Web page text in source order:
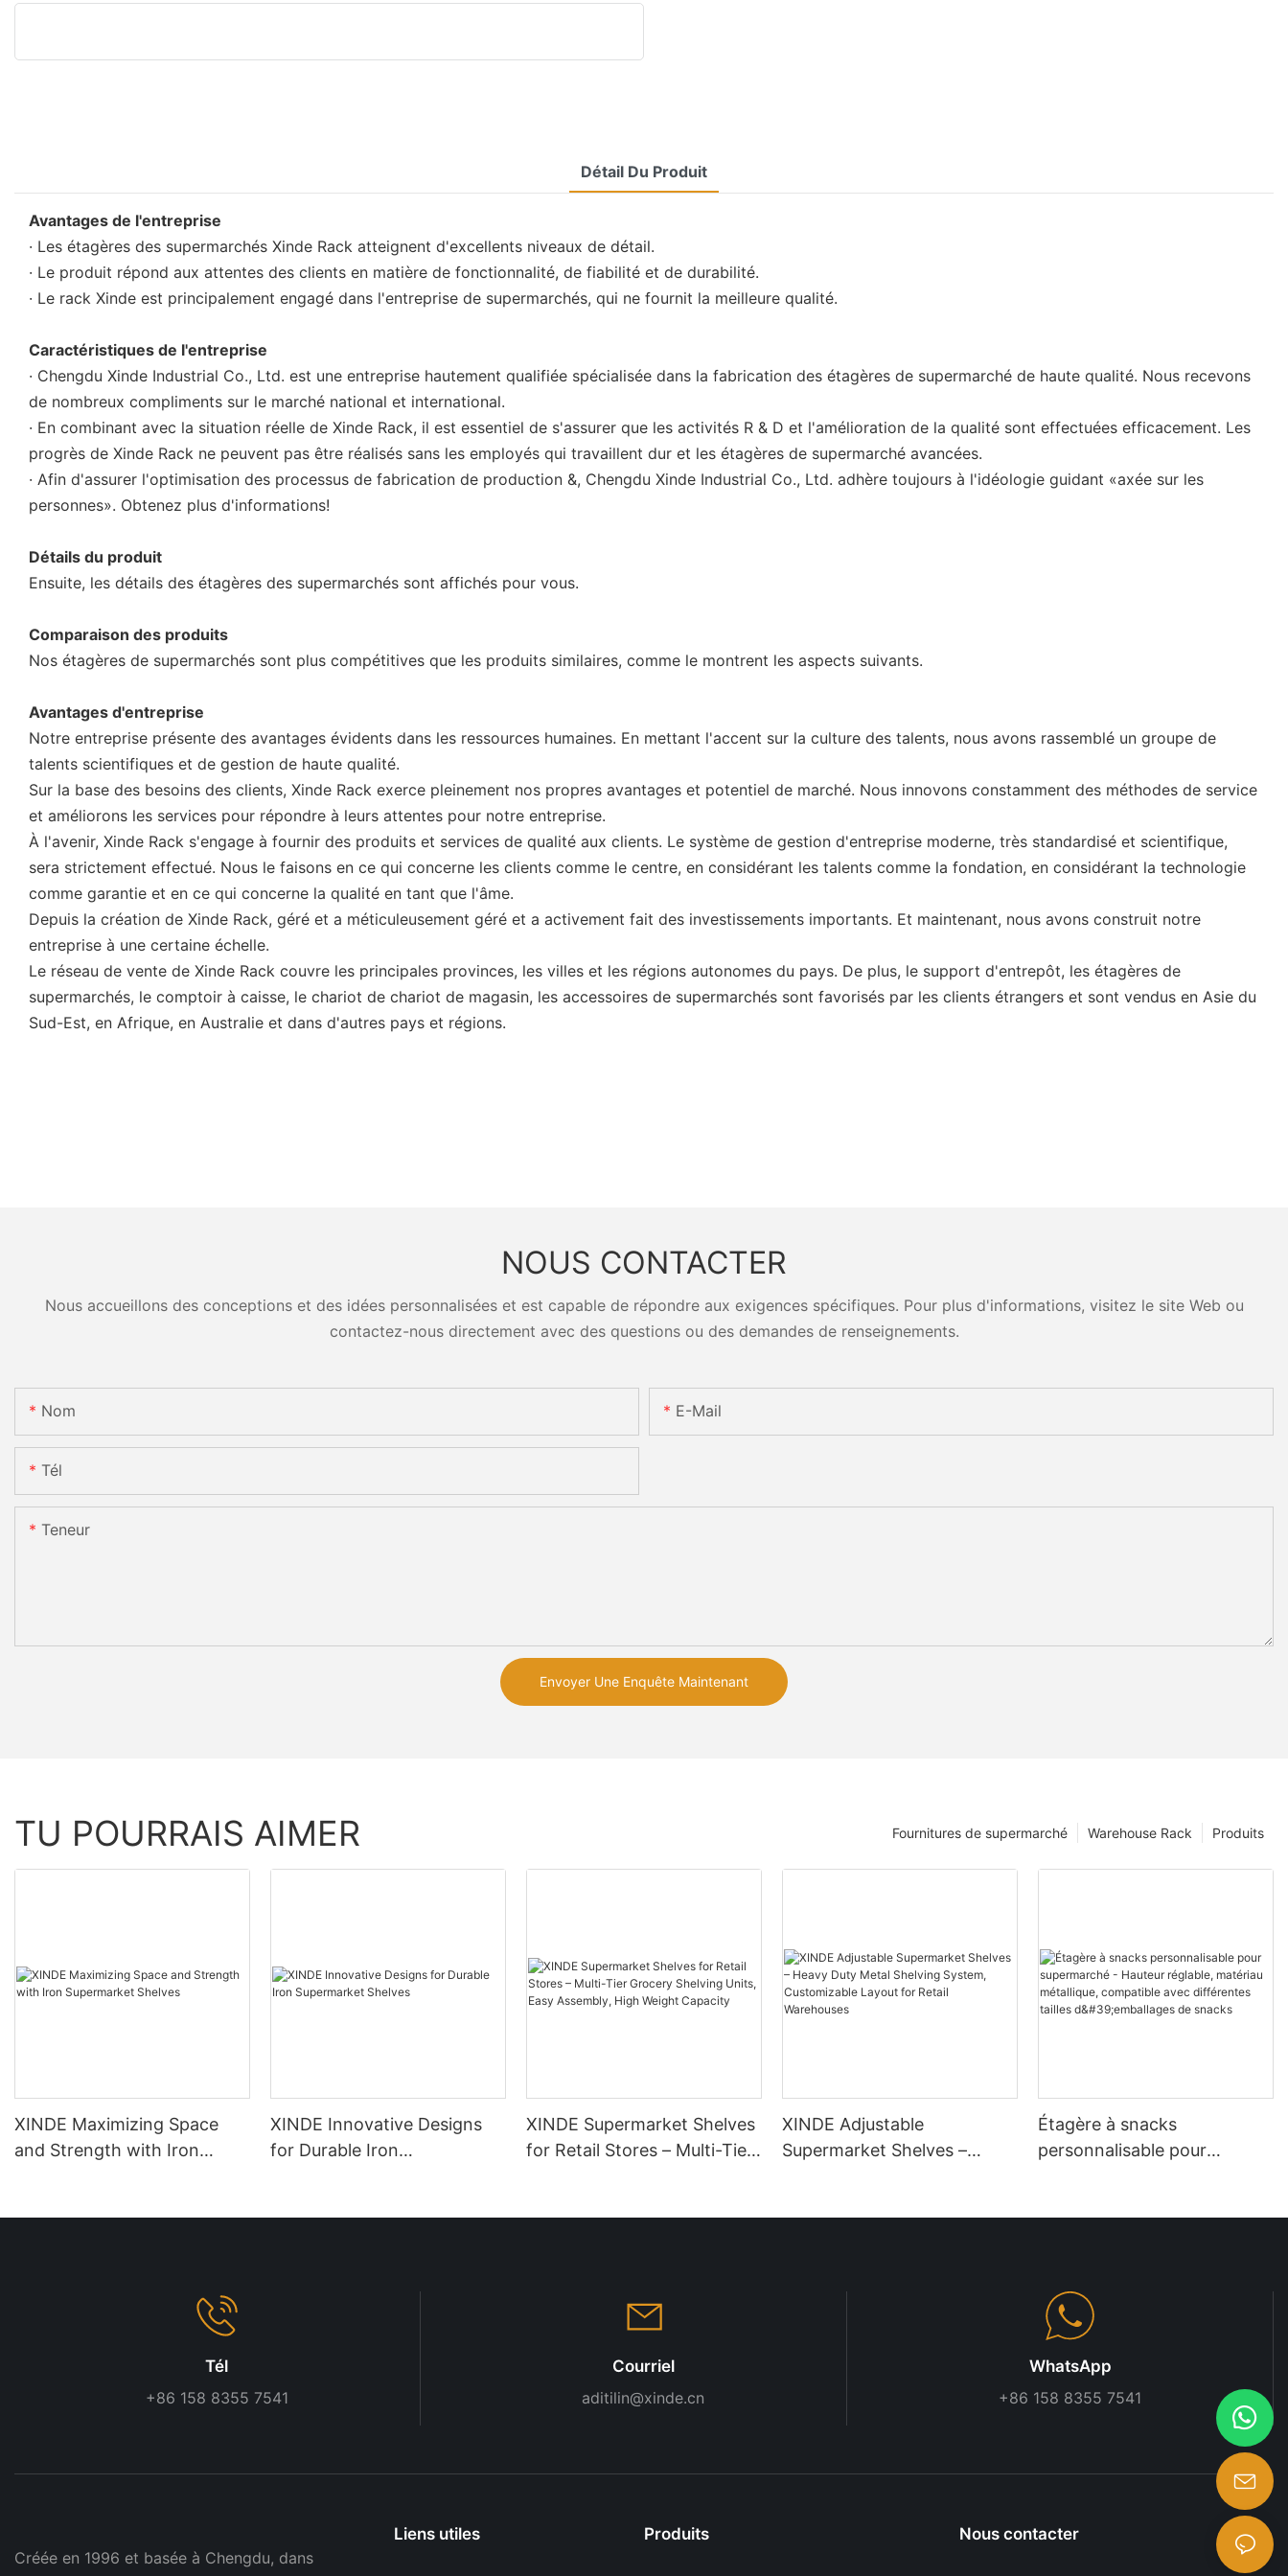
Détail Du Produit
Avantages de l'entreprise
· Les étagères des supermarchés Xinde Rack atteignent d'excellents niveaux de détail.
· Le produit répond aux attentes des clients en matière de fonctionnalité, de fiabilité et de durabilité.
· Le rack Xinde est principalement engagé dans l'entreprise de supermarchés, qui ne fournit la meilleure qualité.
Caractéristiques de l'entreprise
· Chengdu Xinde Industrial Co., Ltd. est une entreprise hautement qualifiée spécialisée dans la fabrication des étagères de supermarché de haute qualité. Nous recevons
de nombreux compliments sur le marché national et international.
· En combinant avec la situation réelle de Xinde Rack, il est essentiel de s'assurer que les activités R & D et l'amélioration de la qualité sont effectuées efficacement. Les
progrès de Xinde Rack ne peuvent pas être réalisés sans les employés qui travaillent dur et les étagères de supermarché avancées.
· Afin d'assurer l'optimisation des processus de fabrication de production &, Chengdu Xinde Industrial Co., Ltd. adhère toujours à l'idéologie guidant «axée sur les
personnes». Obtenez plus d'informations!
Détails du produit
Ensuite, les détails des étagères des supermarchés sont affichés pour vous.
Comparaison des produits
Nos étagères de supermarchés sont plus compétitives que les produits similaires, comme le montrent les aspects suivants.
Avantages d'entreprise
Notre entreprise présente des avantages évidents dans les ressources humaines. En mettant l'accent sur la culture des talents, nous avons rassemblé un groupe de
talents scientifiques et de gestion de haute qualité.
Sur la base des besoins des clients, Xinde Rack exerce pleinement nos propres avantages et potentiel de marché. Nous innovons constamment des méthodes de service
et améliorons les services pour répondre à leurs attentes pour notre entreprise.
À l'avenir, Xinde Rack s'engage à fournir des produits et services de qualité aux clients. Le système de gestion d'entreprise moderne, très standardisé et scientifique,
sera strictement effectué. Nous le faisons en ce qui concerne les clients comme le centre, en considérant les talents comme la fondation, en considérant la technologie
comme garantie et en ce qui concerne la qualité en tant que l'âme.
Depuis la création de Xinde Rack, géré et a méticuleusement géré et a activement fait des investissements importants. Et maintenant, nous avons construit notre
entreprise à une certaine échelle.
Le réseau de vente de Xinde Rack couvre les principales provinces, les villes et les régions autonomes du pays. De plus, le support d'entrepôt, les étagères de
supermarchés, le comptoir à caisse, le chariot de chariot de magasin, les accessoires de supermarchés sont favorisés par les clients étrangers et sont vendus en Asie du
Sud-Est, en Afrique, en Australie et dans d'autres pays et régions.
NOUS CONTACTER
Nous accueillons des conceptions et des idées personnalisées et est capable de répondre aux exigences spécifiques. Pour plus d'informations, visitez le site Web ou
contactez-nous directement avec des questions ou des demandes de renseignements.
Nom E-Mail
Tél
Teneur
Envoyer Une Enquête Maintenant
TU POURRAIS AIMER Produits
Warehouse Rack
Fournitures de supermarché
XINDE Maximizing Space
and Strength with Iron
XINDE Innovative Designs
for Durable Iron
XINDE Supermarket Shelves
for Retail Stores – Multi-Tier
XINDE Adjustable
Supermarket Shelves –
Étagère à snacks
personnalisable pour
Tél
+86 158 8355 7541
Courriel
aditilin@xinde.cn
WhatsApp
+86 158 8355 7541
Créée en 1996 et basée à Chengdu, dans
Liens utiles Produits Nous contacter